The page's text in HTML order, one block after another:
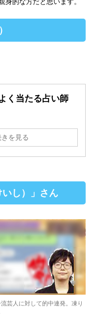
身的な方だと思います。
く当たる占い師
きを見る
し）」さん
芸人に対して的中連発。凍り